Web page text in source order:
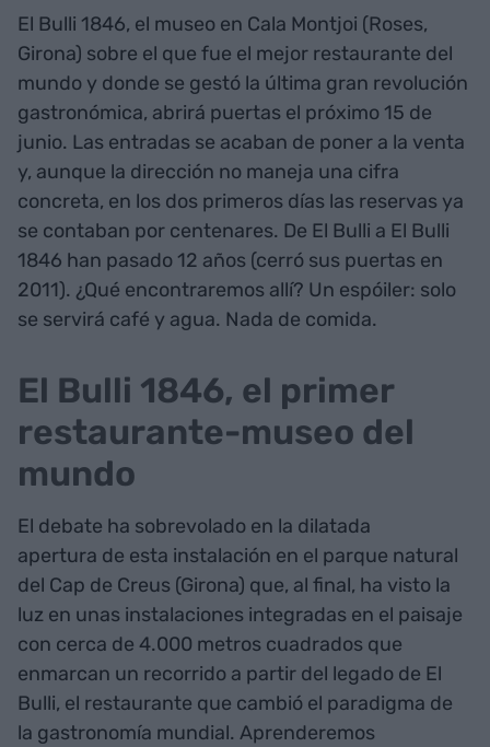
El Bulli 1846, el museo en Cala Montjoi (Roses,
Girona) sobre el que fue el mejor restaurante del
mundo y donde se gestó la última gran revolución
gastronómica, abrirá puertas el próximo 15 de
junio. Las entradas se acaban de poner a la venta
y, aunque la dirección no maneja una cifra
concreta, en los dos primeros días las reservas ya
se contaban por centenares. De El Bulli a El Bulli
1846 han pasado 12 años (cerró sus puertas en
2011). ¿Qué encontraremos allí? Un espóiler: solo
se servirá café y agua. Nada de comida.
El Bulli 1846, el primer
restaurante-museo del
mundo
El debate ha sobrevolado en la dilatada
apertura de esta instalación en el parque natural
del Cap de Creus (Girona) que, al final, ha visto la
luz en unas instalaciones integradas en el paisaje
con cerca de 4.000 metros cuadrados que
enmarcan un recorrido a partir del legado de El
Bulli, el restaurante que cambió el paradigma de
la gastronomía mundial. Aprenderemos